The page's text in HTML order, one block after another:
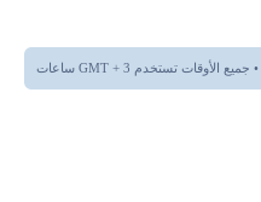
• جميع الأوقات تستخدم GMT + 3 ساعات